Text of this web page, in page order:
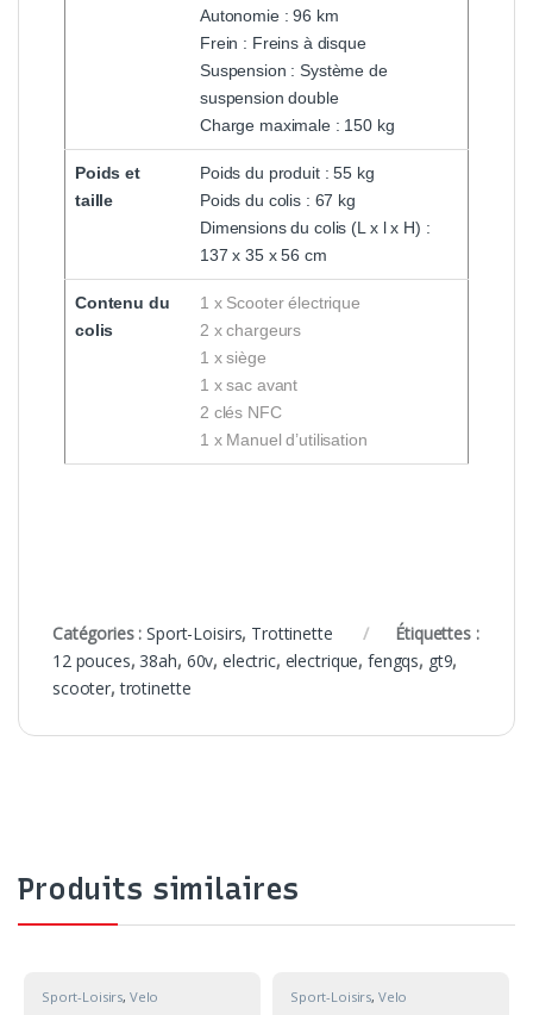
Autonomie : 96 km
Frein : Freins à disque
Suspension : Système de
suspension double
Charge maximale : 150 kg
Poids et
taille
Poids du produit : 55 kg
Poids du colis : 67 kg
Dimensions du colis (L x l x H) :
137 x 35 x 56 cm
Contenu du
colis
1 x Scooter électrique
2 x chargeurs
1 x siège
1 x sac avant
2 clés NFC
1 x Manuel d’utilisation
Catégories :Sport-Loisirs, Trottinette
Étiquettes :
12 pouces, 38ah, 60v, electric, electrique, fengqs, gt9,
scooter,trotinette
Produits similaires
Sport-Loisirs, Velo Sport-Loisirs, Velo